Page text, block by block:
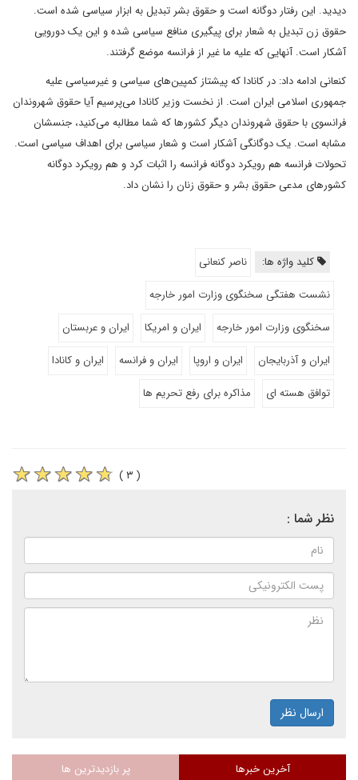
دیدید. این رفتار دوگانه است و حقوق بشر تبدیل به ابزار سیاسی شده است.
حقوق زن تبدیل به شعار برای پیگیری منافع سیاسی شده و این یک دورویی
آشکار است. آنهایی که علیه ما غیر از فرانسه موضع گرفتند.
کنعانی ادامه داد: در کانادا که پیشتاز کمپین‌های سیاسی و غیرسیاسی علیه
جمهوری اسلامی ایران است. از نخست وزیر کانادا می‌پرسیم آیا حقوق شهروندان
فرانسوی با حقوق شهروندان دیگر کشورها که شما مطالبه می‌کنید، جنسشان
مشابه است. یک دوگانگی آشکار است و شعار سیاسی برای اهداف سیاسی است.
تحولات فرانسه هم رویکرد دوگانه فرانسه را اثبات کرد و هم رویکرد دوگانه
کشورهای مدعی حقوق بشر و حقوق زنان را نشان داد.
کلید واژه ها:
ناصر کنعانی
نشست هفتگی سخنگوی وزارت امور خارجه
سخنگوی وزارت امور خارجه
ایران و امریکا
ایران و عربستان
ایران و آذربایجان
ایران و اروپا ایران و فرانسه
ایران و کانادا
توافق هسته ای
مذاکره برای رفع تحریم ها
( ۳ )
نظر شما :
ارسال نظر
آخرین خبرها پر بازدیدترین ها